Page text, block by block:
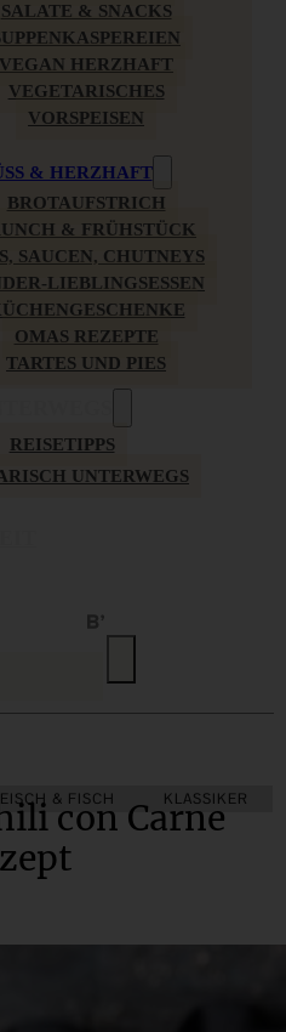
SALATE & SNACKS
VEGAN HERZHAFT
VEGETARISCHES
VORSPEISEN
& HERZHAFT
BROTAUFSTRICH
& FRÜHSTÜCK
SAUCEN, CHUTNEYS
LIEBLINGSESSEN
OMAS REZEPTE
TARTES UND PIES
REISETIPPS
UNTERWEGS
& FISCH KLASSIKER
con Carne